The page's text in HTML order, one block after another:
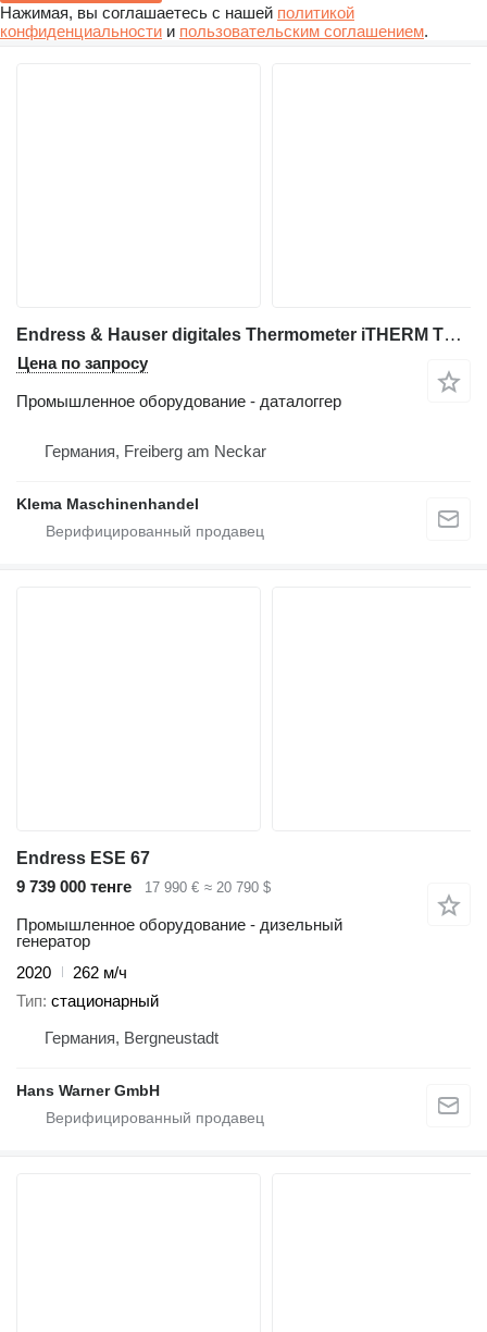
Нажимая, вы соглашаетесь с нашей политикой
конфиденциальности и пользовательским соглашением.
Endress & Hauser digitales Thermometer iTHERM TM411
Цена по запросу
Промышленное оборудование - даталоггер
Германия, Freiberg am Neckar
Klema Maschinenhandel
Endress ESE 67
9 739 000 тенге
17 990 € ≈ 20 790 $
Промышленное оборудование - дизельный
генератор
2020
262 м/ч
Тип стационарный
Германия, Bergneustadt
Hans Warner GmbH